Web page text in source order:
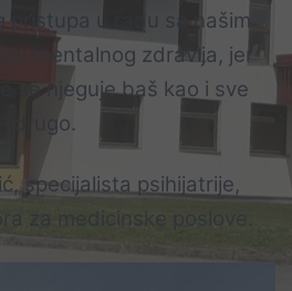
pristupa u radu sa našim
mentalnog zdravlja, jer
se njeguje baš kao i sve
drugo.
psihijatrije,
za medicinske poslove.